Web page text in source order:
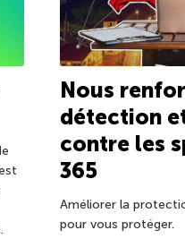
Nous
détection
contre les
365
Améliorer la
pour vous protéger.